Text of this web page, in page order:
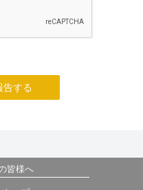
告する
皆様へ